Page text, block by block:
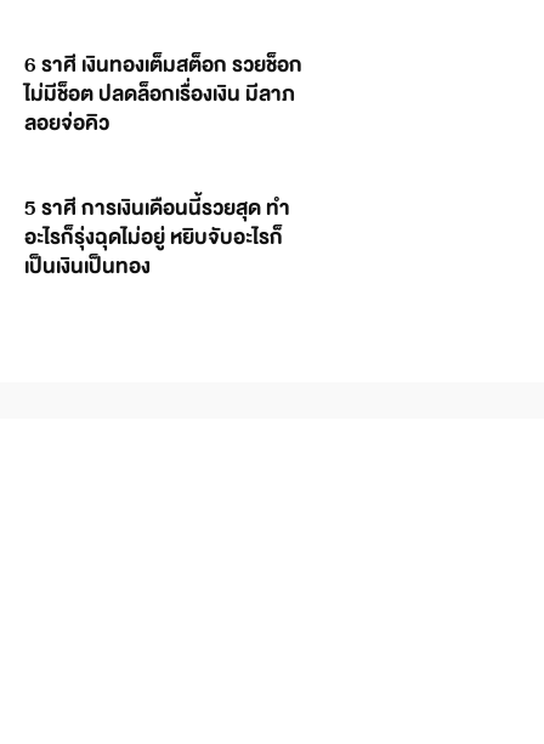
6 ราศี เงินทองเต็มสต็อก รวยช็อก
ไม่มีช็อต ปลดล็อกเรื่องเงิน มีลาภ
ลอยจ่อคิว
5 ราศี การเงินเดือนนี้รวยสุด ทำ
อะไรก็รุ่งฉุดไม่อยู่ หยิบจับอะไรก็
เป็นเงินเป็นทอง